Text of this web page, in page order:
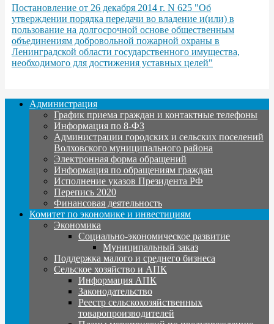
Постановление от 26 декабря 2014 г. N 625 "Об
утверждении порядка передачи во владение и(или) в
пользование на долгосрочной основе общественным
объединениям добровольной пожарной охраны в
Ленинградской области государственного имущества,
необходимого для достижения уставных целей"
Администрация
График приема граждан и контактные телефоны
Информация по 8-ФЗ
Администрации городских и сельских поселений
Волховского муниципального района
Электронная форма обращений
Информация по обращениям граждан
Исполнение указов Президента РФ
Перепись 2020
Финансовая деятельность
Комитет по экономике и инвестициям
Экономика
Социально-экономическое развитие
Муниципальный заказ
Поддержка малого и среднего бизнеса
Сельское хозяйство и АПК
Информация АПК
Законодательство
Реестр сельскохозяйственных
товаропроизводителей